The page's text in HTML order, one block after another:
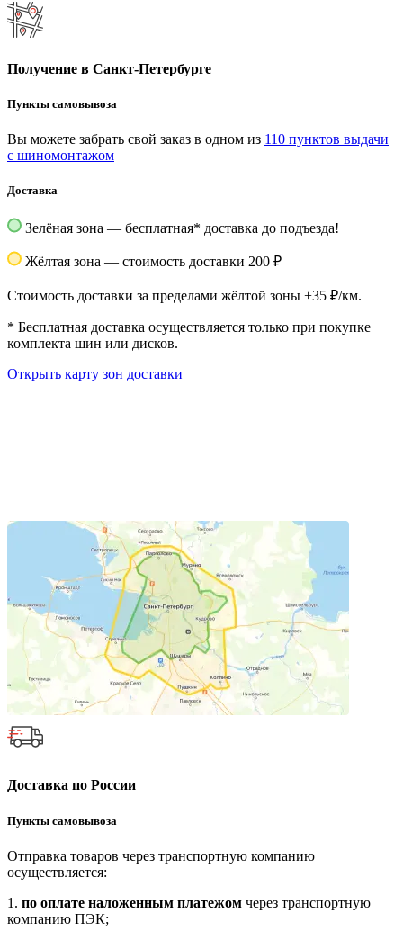
Получение в Санкт-Петербурге
Пункты самовывоза
Вы можете забрать свой заказ в одном из 110 пунктов выдачи
с шиномонтажом
Доставка
Зелёная зона — бесплатная* доставка до подъезда!
Жёлтая зона — стоимость доставки 200 ₽
Стоимость доставки за пределами жёлтой зоны +35 ₽/км.
* Бесплатная доставка осуществляется только при покупке
комплекта шин или дисков.
Открыть карту зон доставки
Доставка по России
Пункты самовывоза
Отправка товаров через транспортную компанию
осуществляется:
1. по оплате наложенным платежом через транспортную
компанию ПЭК;